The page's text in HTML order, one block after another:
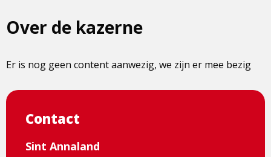
Over de kazerne
Er is nog geen content aanwezig, we zijn er mee bezig
Contact
Sint Annaland